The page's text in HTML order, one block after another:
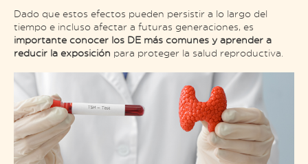
Dado que estos efectos pueden persistir a lo largo del
tiempo e incluso afectar a futuras generaciones, es
importante conocer los DE más comunes y aprender a
reducir la exposición para proteger la salud reproductiva.